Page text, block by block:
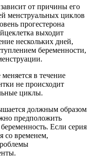
от причины его
менструальных циклов
прогестерона
выходит
нескольких дней,
беременности,
в течение
не происходит
циклы.
должным образом
предположить
Если серия
со временем,